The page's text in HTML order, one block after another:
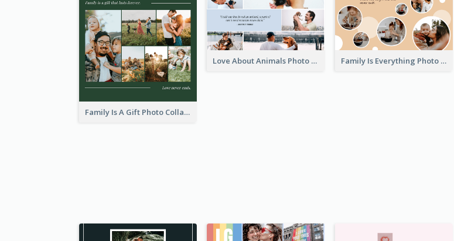
Family Is A Gift Photo Collage
Love About Animals Photo Collage Family Is Everything Photo Collage